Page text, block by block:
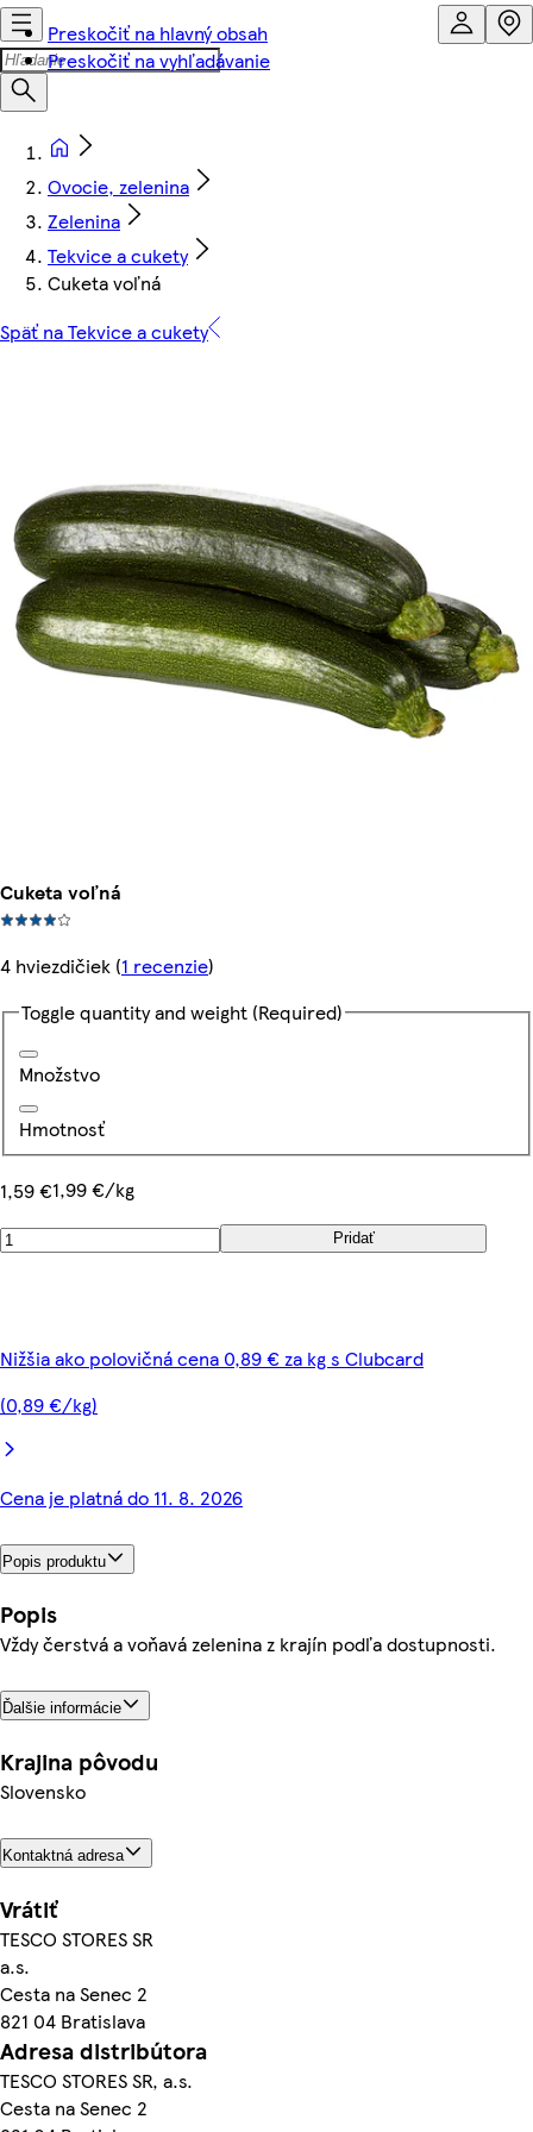
Preskočiť na hlavný obsah
Preskočiť na vyhľadávanie
Ovocie, zelenina
Zelenina
Tekvice a cukety
Cuketa voľná
Späť na Tekvice a cukety
Cuketa voľná
4 hviezdičiek (1 recenzie)
Toggle quantity and weight (Required)
Množstvo
Hmotnosť
1,59 €1,99 €/kg
Pridať
Nižšia ako polovičná cena 0,89 € za kg s Clubcard
(0,89 €/kg)
Cena je platná do 11. 8. 2026
Popis produktu
Popis
Vždy čerstvá a voňavá zelenina z krajín podľa dostupnosti.
Ďalšie informácie
Krajina pôvodu
Slovensko
Kontaktná adresa
Vrátiť
TESCO STORES SR
a.s.
Cesta na Senec 2
821 04 Bratislava
Adresa distribútora
TESCO STORES SR, a.s.
Cesta na Senec 2